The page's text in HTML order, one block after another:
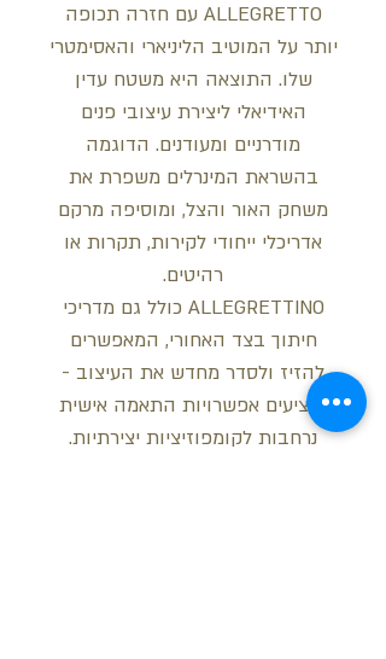
ALLEGRETTO עם חזרה תכופה
יותר על המוטיב הליניארי והאסימטרי
שלו. התוצאה היא משטח עדין
האידיאלי ליצירת עיצובי פנים
מודרניים ומעודנים. הדוגמה
בהשראת המינרלים משפרת את
משחק האור והצל, ומוסיפה מרקם
אדריכלי ייחודי לקירות, תקרות או
רהיטים.
ALLEGRETTINO כולל גם מדריכי
חיתוך בצד האחורי, המאפשרים
להזיז ולסדר מחדש את העיצוב -
ומציעים אפשרויות התאמה אישית
נרחבות לקומפוזיציות יצירתיות.